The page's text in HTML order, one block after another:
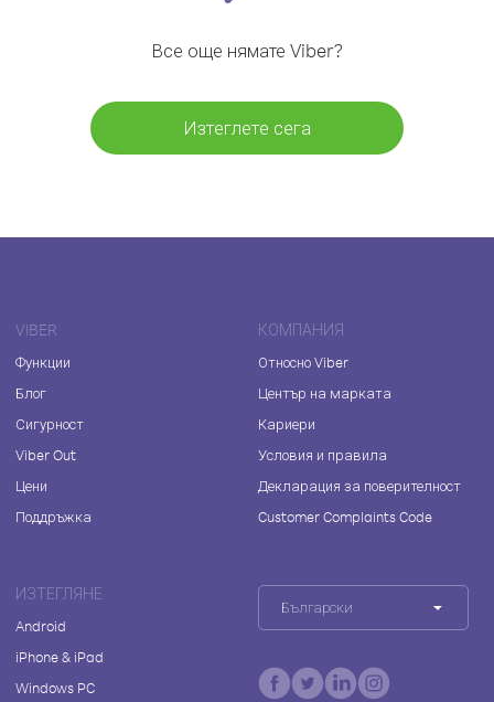
Все още нямате Viber?
Изтеглете сега
VIBER
Функции
Блог
Сигурност
Viber Out
Цени
Поддръжка
КОМПАНИЯ
Относно Viber
Център на марката
Кариери
Условия и правила
Декларация за поверителност
Customer Complaints Code
ИЗТЕГЛЯНЕ
Android
iPhone & iPad
Windows PC
Български